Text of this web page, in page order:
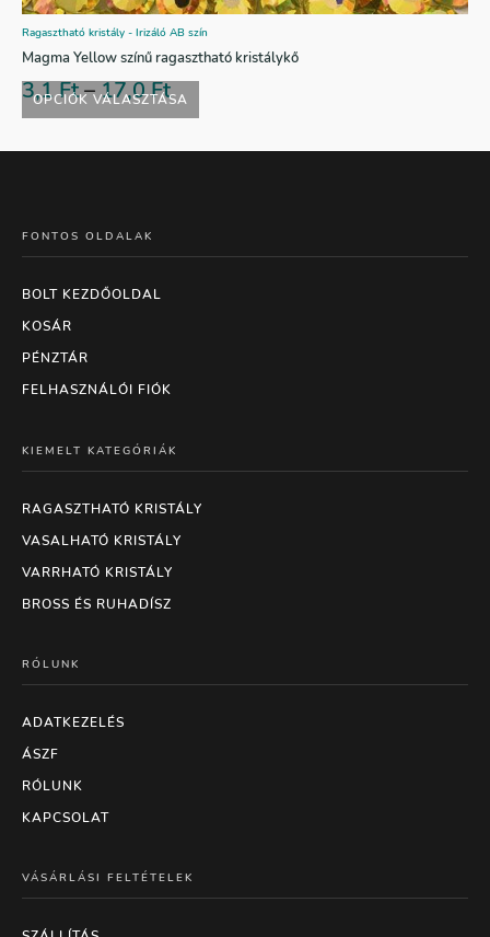
OPCIÓK VÁLASZTÁSA
Ragasztható kristály - Irizáló AB szín
Magma Yellow színű ragasztható kristálykő
3,1Ft–17,0Ft
FONTOS OLDALAK
BOLT KEZDŐOLDAL
KOSÁR
PÉNZTÁR
FELHASZNÁLÓI FIÓK
KIEMELT KATEGÓRIÁK
RAGASZTHATÓ KRISTÁLY
VASALHATÓ KRISTÁLY
VARRHATÓ KRISTÁLY
BROSS ÉS RUHADÍSZ
RÓLUNK
ADATKEZELÉS
ÁSZF
RÓLUNK
KAPCSOLAT
VÁSÁRLÁSI FELTÉTELEK